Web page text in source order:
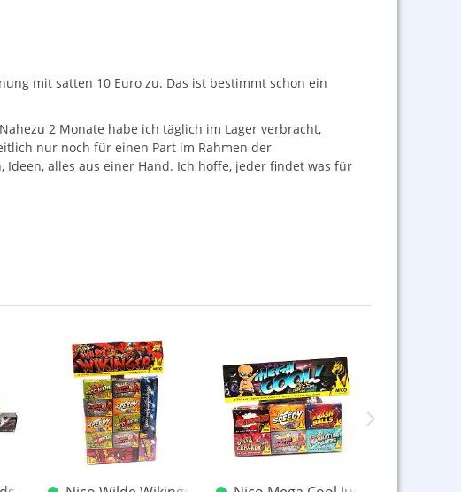
mit satten 10 Euro zu. Das ist bestimmt schon ein
2 Monate habe ich täglich im Lager verbracht,
nur noch für einen Part im Rahmen der
alles aus einer Hand. Ich hoffe, jeder findet was für